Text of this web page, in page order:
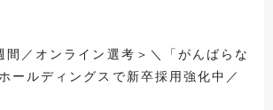
間／オンライン選考＞＼「がんばらな
ールディングスで新卒採用強化中／